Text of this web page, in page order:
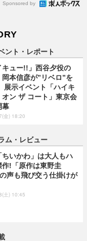
Sponsored by
ント・レポート
キュー!!」西谷夕役の
岡本信彦が”リベロ”を
展示イベント「ハイキ
オン ザ コート」東京会
幕
金) 18:20
ム・レビュー
ちいかわ」は大人もハ
作!「原作は東野圭
声も飛び交う仕掛けが
土) 10:45